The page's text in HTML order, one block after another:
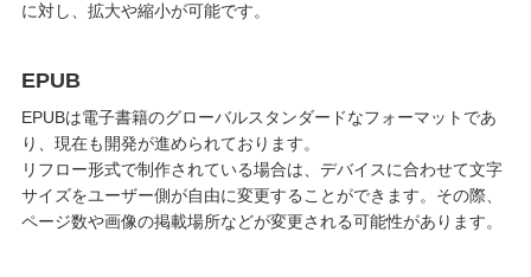
に対し、拡大や縮小が可能です。
EPUB
EPUBは電子書籍のグローバルスタンダードなフォーマットであ
り、現在も開発が進められております。
リフロー形式で制作されている場合は、デバイスに合わせて文字
サイズをユーザー側が自由に変更することができます。その際、
ページ数や画像の掲載場所などが変更される可能性があります。